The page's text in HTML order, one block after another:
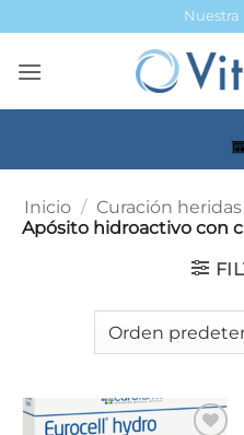
al
contenido
Nuestra
Inicio / Curación heridas
Apósito hidroactivo con